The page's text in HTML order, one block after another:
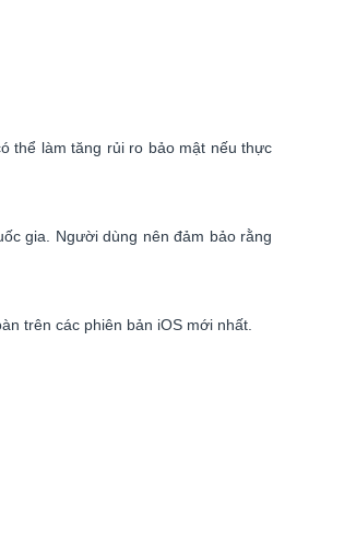
thể làm tăng rủi ro bảo mật nếu thực
gia. Người dùng nên đảm bảo rằng
trên các phiên bản iOS mới nhất.